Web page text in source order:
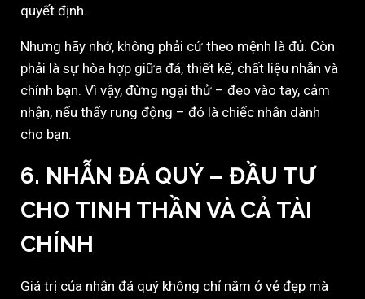
quyết định.
Nhưng hãy nhớ, không phải cứ theo mệnh là đủ. Còn
phải là sự hòa hợp giữa đá, thiết kế, chất liệu nhẫn và
chính bạn. Vì vậy, đừng ngại thử – đeo vào tay, cảm
nhận, nếu thấy rung động – đó là chiếc nhẫn dành
cho bạn.
6. NHẪN ĐÁ QUÝ – ĐẦU TƯ
CHO TINH THẦN VÀ CẢ TÀI
CHÍNH
Giá trị của nhẫn đá quý không chỉ nằm ở vẻ đẹp mà